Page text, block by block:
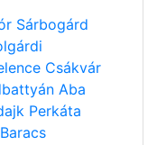
Sárbogárd
Csákvár
Aba
Perkáta
Baracs